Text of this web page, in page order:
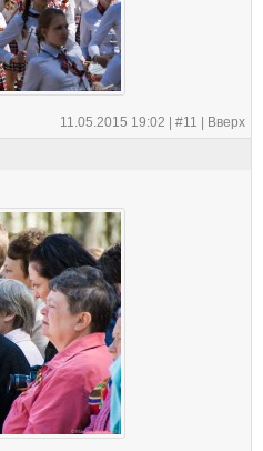
11.05.2015 19:02 | #11 Вверх